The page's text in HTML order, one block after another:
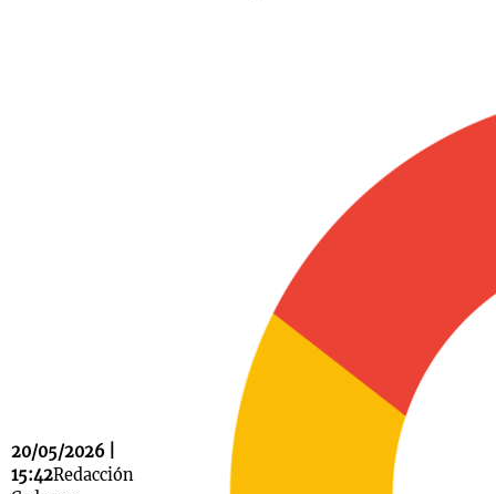
20/05/2026 |
15:42Redacción
La Sole en
Cadena 3